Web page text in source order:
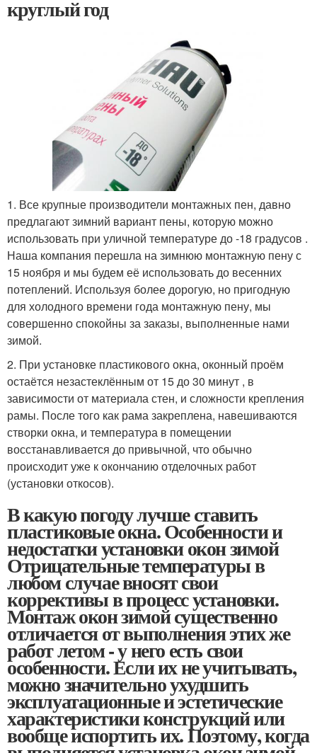
круглый год
1. Все крупные производители монтажных пен, давно
предлагают зимний вариант пены, которую можно
использовать при уличной температуре до -18 градусов .
Наша компания перешла на зимнюю монтажную пену с
15 ноября и мы будем её использовать до весенних
потеплений. Используя более дорогую, но пригодную
для холодного времени года монтажную пену, мы
совершенно спокойны за заказы, выполненные нами
зимой.
2. При установке пластикового окна, оконный проём
остаётся незастеклённым от 15 до 30 минут , в
зависимости от материала стен, и сложности крепления
рамы. После того как рама закреплена, навешиваются
створки окна, и температура в помещении
восстанавливается до привычной, что обычно
происходит уже к окончанию отделочных работ
(установки откосов).
В какую погоду лучше ставить
пластиковые окна. Особенности и
недостатки установки окон зимой
Отрицательные температуры в
любом случае вносят свои
коррективы в процесс установки.
Монтаж окон зимой существенно
отличается от выполнения этих же
работ летом - у него есть свои
особенности. Если их не учитывать,
можно значительно ухудшить
эксплуатационные и эстетические
характеристики конструкций или
вообще испортить их. Поэтому, когда